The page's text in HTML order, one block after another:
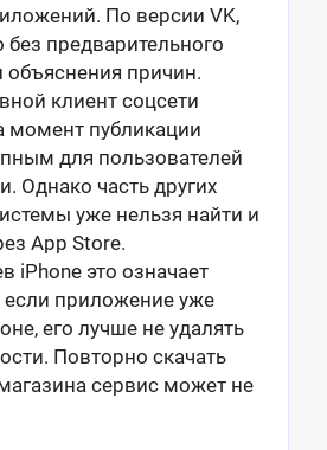
По версии VK,
предварительного
причин.
клиент соцсети
момент публикации
для пользователей
Однако часть других
уже нельзя найти и
App Store.
iPhone это означает
приложение уже
его лучше не удалять
Повторно скачать
сервис может не